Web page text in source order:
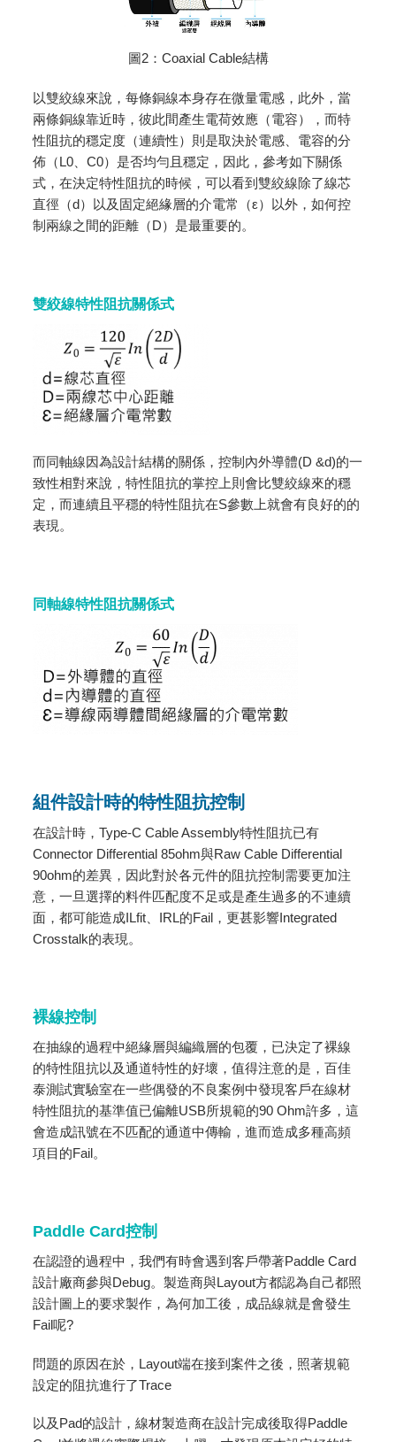
圖2：Coaxial Cable結構
以雙絞線來說，每條銅線本身存在微量電感，此外，當
兩條銅線靠近時，彼此間產生電荷效應（電容），而特
性阻抗的穩定度（連續性）則是取決於電感、電容的分
佈（L0、C0）是否均勻且穩定，因此，參考如下關係
式，在決定特性阻抗的時候，可以看到雙絞線除了線芯
直徑（d）以及固定絕緣層的介電常（ε）以外，如何控
制兩線之間的距離（D）是最重要的。
雙絞線特性阻抗關係式
而同軸線因為設計結構的關係，控制內外導體(D &d)的一
致性相對來說，特性阻抗的掌控上則會比雙絞線來的穩
定，而連續且平穩的特性阻抗在S參數上就會有良好的的
表現。
同軸線特性阻抗關係式
組件設計時的特性阻抗控制
在設計時，Type-C Cable Assembly特性阻抗已有
Connector Differential 85ohm與Raw Cable Differential
90ohm的差異，因此對於各元件的阻抗控制需要更加注
意，一旦選擇的料件匹配度不足或是產生過多的不連續
面，都可能造成ILfit、IRL的Fail，更甚影響Integrated
Crosstalk的表現。
裸線控制
在抽線的過程中絕緣層與編織層的包覆，已決定了裸線
的特性阻抗以及通道特性的好壞，值得注意的是，百佳
泰測試實驗室在一些偶發的不良案例中發現客戶在線材
特性阻抗的基準值已偏離USB所規範的90 Ohm許多，這
會造成訊號在不匹配的通道中傳輸，進而造成多種高頻
項目的Fail。
Paddle Card控制
在認證的過程中，我們有時會遇到客戶帶著Paddle Card
設計廠商參與Debug。製造商與Layout方都認為自己都照
設計圖上的要求製作，為何加工後，成品線就是會發生
Fail呢?
問題的原因在於，Layout端在接到案件之後，照著規範
設定的阻抗進行了Trace
以及Pad的設計，線材製造商在設計完成後取得Paddle